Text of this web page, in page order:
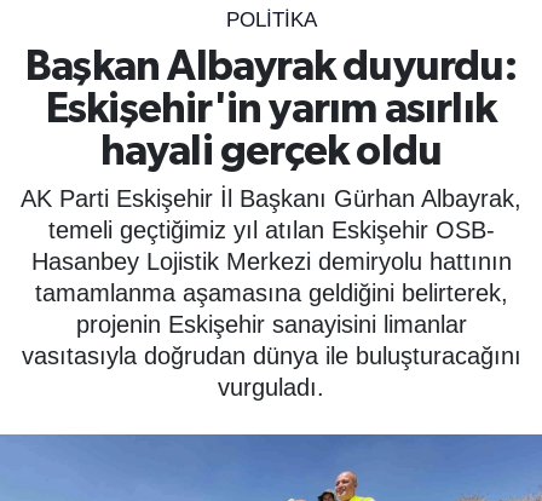
POLİTİKA
Başkan Albayrak duyurdu:
Eskişehir'in yarım asırlık
hayali gerçek oldu
AK Parti Eskişehir İl Başkanı Gürhan Albayrak,
temeli geçtiğimiz yıl atılan Eskişehir OSB-
Hasanbey Lojistik Merkezi demiryolu hattının
tamamlanma aşamasına geldiğini belirterek,
projenin Eskişehir sanayisini limanlar
vasıtasıyla doğrudan dünya ile buluşturacağını
vurguladı.
ÇEVRE
YAŞAM
BİLİM - TEKNOLOJİ
KADIN
KÜLTÜR SANAT